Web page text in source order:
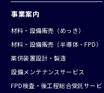
事業案内
材料・設備販売（めっき）
材料・設備販売（半導体・FPD）
薬供装置設計・製造
設備メンテナンスサービス
FPD検査・後工程総合受託サービ